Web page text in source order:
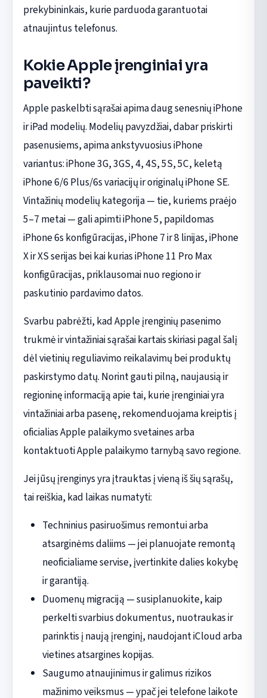
prekybininkais, kurie parduoda garantuotai
atnaujintus telefonus.
Kokie Apple įrenginiai yra
paveikti?
Apple paskelbti sąrašai apima daug senesnių iPhone
ir iPad modelių. Modelių pavyzdžiai, dabar priskirti
pasenusiems, apima ankstyvuosius iPhone
variantus: iPhone 3G, 3GS, 4, 4S, 5S, 5C, keletą
iPhone 6/6 Plus/6s variacijų ir originalų iPhone SE.
Vintažinių modelių kategorija — tie, kuriems praėjo
5–7 metai — gali apimti iPhone 5, papildomas
iPhone 6s konfigūracijas, iPhone 7 ir 8 linijas, iPhone
X ir XS serijas bei kai kurias iPhone 11 Pro Max
konfigūracijas, priklausomai nuo regiono ir
paskutinio pardavimo datos.
Svarbu pabrėžti, kad Apple įrenginių pasenimo
trukmė ir vintažiniai sąrašai kartais skiriasi pagal šalį
dėl vietinių reguliavimo reikalavimų bei produktų
paskirstymo datų. Norint gauti pilną, naujausią ir
regioninę informaciją apie tai, kurie įrenginiai yra
vintažiniai arba pasenę, rekomenduojama kreiptis į
oficialias Apple palaikymo svetaines arba
kontaktuoti Apple palaikymo tarnybą savo regione.
Jei jūsų įrenginys yra įtrauktas į vieną iš šių sąrašų,
tai reiškia, kad laikas numatyti:
Techninius pasiruošimus remontui arba
atsarginėms daliims — jei planuojate remontą
neoficialiame servise, įvertinkite dalies kokybę
ir garantiją.
Duomenų migraciją — susiplanuokite, kaip
perkelti svarbius dokumentus, nuotraukas ir
parinktis į naują įrenginį, naudojant iCloud arba
vietines atsargines kopijas.
Saugumo atnaujinimus ir galimus rizikos
mažinimo veiksmus — ypač jei telefone laikote